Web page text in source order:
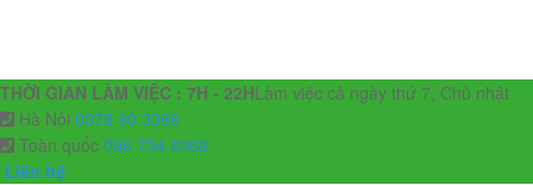
THỜI GIAN LÀM VIỆC : 7H - 22HLàm việc cả ngày thứ 7, Chủ nhật
Hà Nội 0378 90 3366
Toàn quốc 096 734 6068
Liên hệ